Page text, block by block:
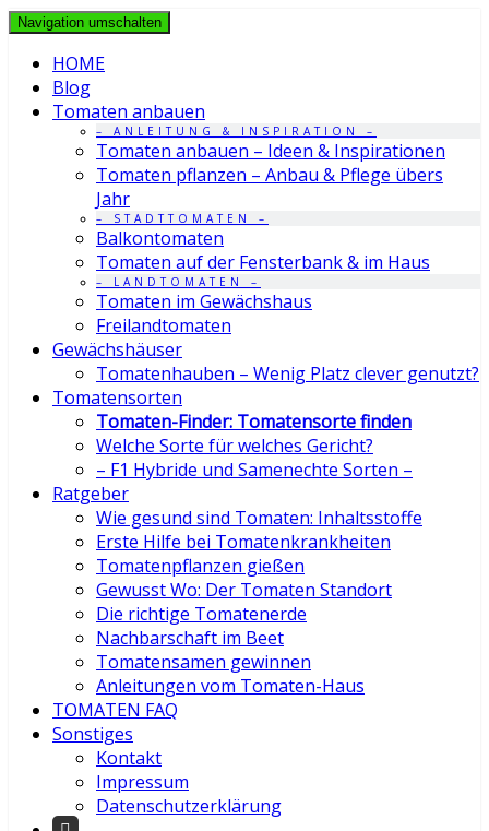
Navigation umschalten
HOME
Blog
Tomaten anbauen
– ANLEITUNG & INSPIRATION –
Tomaten anbauen – Ideen & Inspirationen
Tomaten pflanzen – Anbau & Pflege übers
Jahr
– STADTTOMATEN –
Balkontomaten
Tomaten auf der Fensterbank & im Haus
– LANDTOMATEN –
Tomaten im Gewächshaus
Freilandtomaten
Gewächshäuser
Tomatenhauben – Wenig Platz clever genutzt?
Tomatensorten
Tomaten-Finder: Tomatensorte finden
Welche Sorte für welches Gericht?
– F1 Hybride und Samenechte Sorten –
Ratgeber
Wie gesund sind Tomaten: Inhaltsstoffe
Erste Hilfe bei Tomatenkrankheiten
Tomatenpflanzen gießen
Gewusst Wo: Der Tomaten Standort
Die richtige Tomatenerde
Nachbarschaft im Beet
Tomatensamen gewinnen
Anleitungen vom Tomaten-Haus
TOMATEN FAQ
Sonstiges
Kontakt
Impressum
Datenschutzerklärung